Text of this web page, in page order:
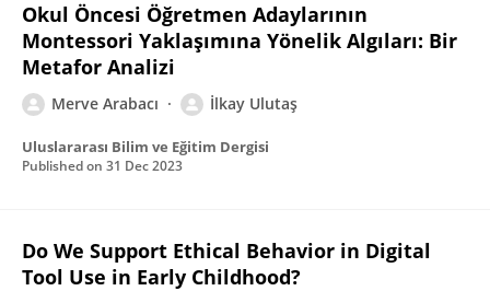
Okul Öncesi Öğretmen Adaylarının
Montessori Yaklaşımına Yönelik Algıları: Bir
Metafor Analizi
Merve Arabacı İlkay Ulutaş
Uluslararası Bilim ve Eğitim Dergisi
Published on 31 Dec 2023
Do We Support Ethical Behavior in Digital
Tool Use in Early Childhood?